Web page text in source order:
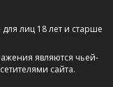
лиц 18 лет и старше
являются чьей-
сайта.